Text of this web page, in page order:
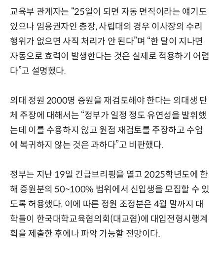
교육부 관계자는 “25일이 되면 자동 면직이라는 얘기도
있으나 임용권자인 총장, 사립대의 경우 이사장의 수리
행위가 없으면 사직 처리가 안 된다”며 “한 달이 지나면
자동으로 효력이 발생한다는 것은 실제로 적용하기 어렵
다”고 설명했다.
의대 정원 2000명 증원을 재검토해야 한다는 의대생 단
체 주장에 대해서는 “정부가 일정 정도 유연성을 발휘했
는데 이를 수용하지 않고 원점 재검토를 주장하고 수업
에 복귀하지 않는 것은 과하다”고 비판했다.
정부는 지난 19일 긴급브리핑을 열고 2025학년도에 한
해 증원분의 50~100% 범위에서 신입생을 모집할 수 있
도록 허용했다. 이에 따른 정원 조정분은 4월 말까지 대
학들이 한국대학교육협의회(대교협)에 대입전형시행계
획을 제출한 후에나 파악 가능할 전망이다.